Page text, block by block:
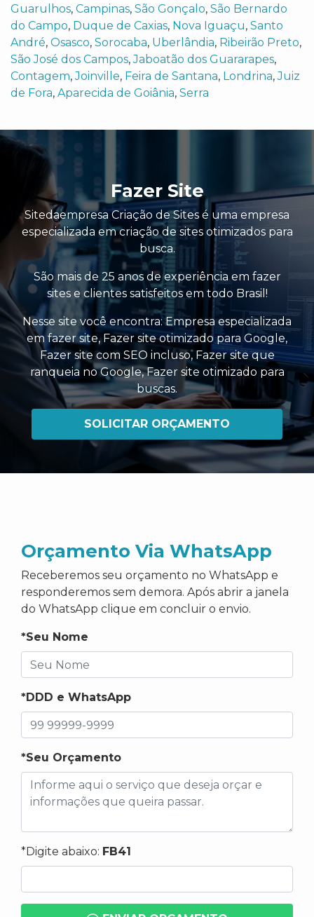
Guarulhos, Campinas, São Gonçalo, São Bernardo
do Campo, Duque de Caxias, Nova Iguaçu, Santo
André, Osasco, Sorocaba, Uberlândia, Ribeirão Preto,
São José dos Campos,Jaboatão dos Guararapes,
Contagem,Joinville, Feira de Santana, Londrina,Juiz
de Fora, Aparecida de Goiânia, Serra
Fazer Site
Sitedaempresa Criação de Sites é uma empresa
especializada em criação de sites otimizados para
busca.
São mais de 25 anos de experiência em fazer
sites e clientes satisfeitos em todo Brasil!
Nesse site você encontra:Empresa especializada
em fazer site,Fazer site otimizado para Google,
Fazer site com SEO incluso, Fazer site que
ranqueia no Google,Fazer site otimizado para
buscas.
SOLICITAR ORÇAMENTO
Orçamento Via WhatsApp
Receberemos seu orçamento no WhatsApp e
responderemos sem demora. Após abrir a janela
do WhatsApp clique em concluir o envio.
*Seu Nome
*DDD e WhatsApp
*Seu Orçamento
*Digite abaixo: FB41